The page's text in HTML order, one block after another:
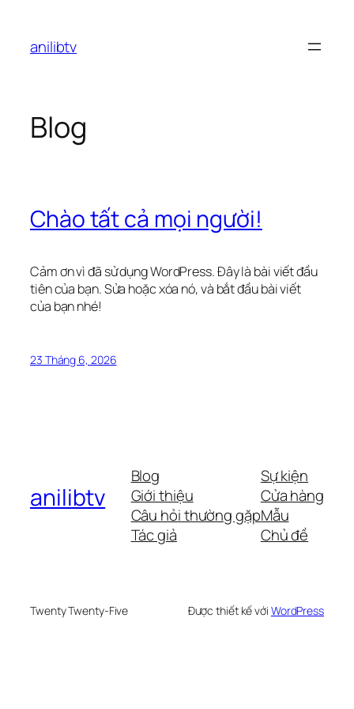
phầnanilibtv
Blog
Chào tất cả mọi người!
Cảm ơn vì đã sử dụng WordPress. Đây là bài viết đầu
tiên của bạn. Sửa hoặc xóa nó, và bắt đầu bài viết
của bạn nhé!
23 Tháng 6, 2026
anilibtv
Blog
Giới thiệu
Câu hỏi thường gặp
Tác giả
Sự kiện
Cửa hàng
Mẫu
Chủ đề
Twenty Twenty-Five Được thiết kế với WordPress